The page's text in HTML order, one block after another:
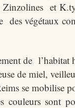
et
des végétaux
de
de miel,
se mobilise
couleurs sont